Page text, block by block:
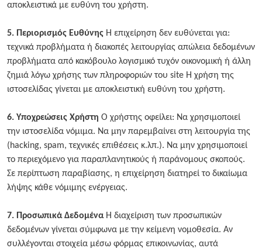
αποκλειστικά με ευθύνη του χρήστη.
5. Περιορισμός Ευθύνης Η επιχείρηση δεν ευθύνεται για:
τεχνικά προβλήματα ή διακοπές λειτουργίας απώλεια δεδομένων
προβλήματα από κακόβουλο λογισμικό τυχόν οικονομική ή άλλη
ζημιά λόγω χρήσης των πληροφοριών του site Η χρήση της
ιστοσελίδας γίνεται με αποκλειστική ευθύνη του χρήστη.
6. Υποχρεώσεις Χρήστη Ο χρήστης οφείλει: Να χρησιμοποιεί
την ιστοσελίδα νόμιμα. Να μην παρεμβαίνει στη λειτουργία της
(hacking, spam, τεχνικές επιθέσεις κ.λπ.). Να μην χρησιμοποιεί
το περιεχόμενο για παραπλανητικούς ή παράνομους σκοπούς.
Σε περίπτωση παραβίασης, η επιχείρηση διατηρεί το δικαίωμα
λήψης κάθε νόμιμης ενέργειας.
7. Προσωπικά ΔεδομέναΗ διαχείριση των προσωπικών
δεδομένων γίνεται σύμφωνα με την κείμενη νομοθεσία. Αν
συλλέγονται στοιχεία μέσω φόρμας επικοινωνίας, αυτά